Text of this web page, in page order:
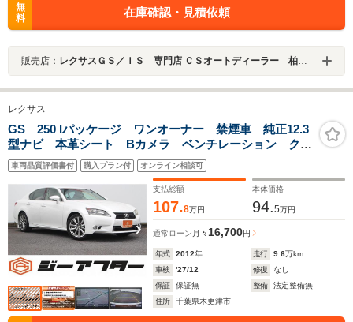
無
料
在庫確認・見積依頼
販売店： レクサスＧＳ／ＩＳ 専門店 ＣＳオートディーラー 柏インター店 中古車専門店
レクサス
GS 250 Iパッケージ ワンオーナー 禁煙車 純正12.3
型ナビ 本革シート Bカメラ ベンチレーション クル
コン ETC クリアランスソナー 電動格納式ミラー
純正18インチアルミホイール
車両品質評価書付 購入プラン付 オンライン相談可
支払総額
107.8万円
本体価格
94.5万円
通常ローン 月々 16,700円
年式 2012年 走行 9.6万km
車検
'27/12 修復
なし
保証
保証無 整備
法定整備無
住所
千葉県木更津市